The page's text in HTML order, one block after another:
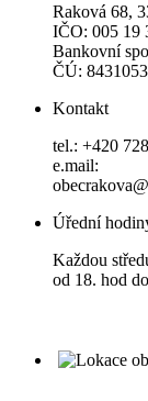
Raková 68,
IČO: 005 19
Bankovní
ČÚ:
Kontakt
tel.: +420
e.mail:
Úřední
Každou
od 18. hod